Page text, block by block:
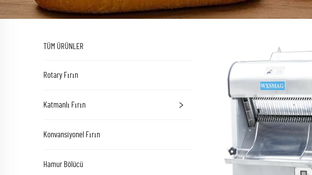
TÜM ÜRÜNLER
Rotary Fırın
Katmanlı Fırın
Konvansiyonel Fırın
Hamur Bölücü